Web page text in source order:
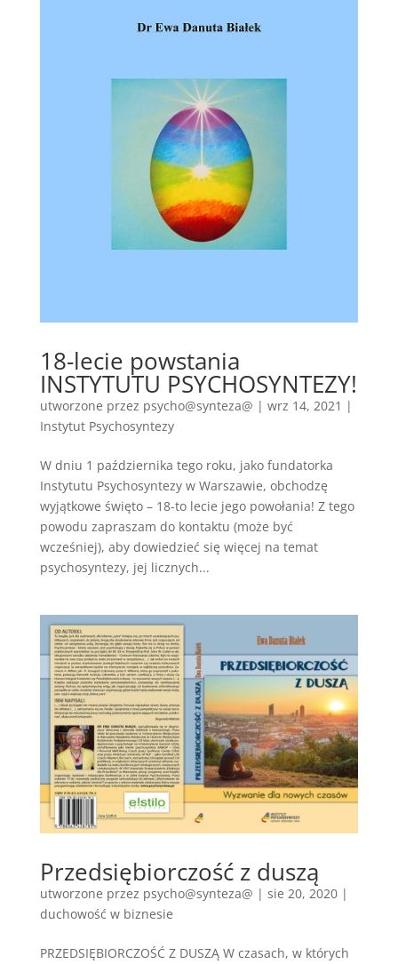
18-lecie powstania
INSTYTUTU PSYCHOSYNTEZY!
utworzone przez psycho@synteza@ | wrz 14, 2021 |
Instytut Psychosyntezy
W dniu 1 października tego roku, jako fundatorka
Instytutu Psychosyntezy w Warszawie, obchodzę
wyjątkowe święto – 18-to lecie jego powołania! Z tego
powodu zapraszam do kontaktu (może być
wcześniej), aby dowiedzieć się więcej na temat
psychosyntezy, jej licznych...
Przedsiębiorczość z duszą
utworzone przez psycho@synteza@ | sie 20, 2020|
duchowość w biznesie
PRZEDSIĘBIORCZOŚĆ Z DUSZĄ W czasach, w których